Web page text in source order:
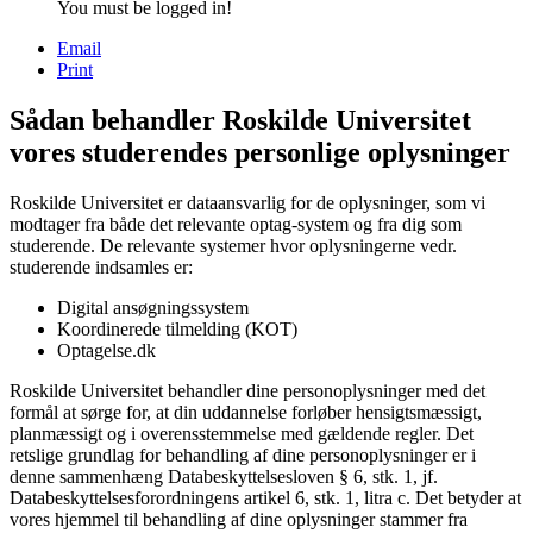
You must be logged in!
Email
Print
Sådan behandler Roskilde Universitet
vores studerendes personlige oplysninger
Roskilde Universitet er dataansvarlig for de oplysninger, som vi
modtager fra både det relevante optag-system og fra dig som
studerende. De relevante systemer hvor oplysningerne vedr.
studerende indsamles er:
Digital ansøgningssystem
Koordinerede tilmelding (KOT)
Optagelse.dk
Roskilde Universitet behandler dine personoplysninger med det
formål at sørge for, at din uddannelse forløber hensigtsmæssigt,
planmæssigt og i overensstemmelse med gældende regler. Det
retslige grundlag for behandling af dine personoplysninger er i
denne sammenhæng Databeskyttelsesloven § 6, stk. 1, jf.
Databeskyttelsesforordningens artikel 6, stk. 1, litra c. Det betyder at
vores hjemmel til behandling af dine oplysninger stammer fra